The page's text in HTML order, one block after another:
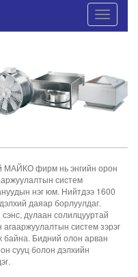
Toggle
МАЙКО фирм нь энгийн орон
систем
нэг юм. Нийтдээ 1600
даяар борлуулдаг.
дулаан солилцууртай
систем зэрэг
байна. Бидний олон арван
сууц болон дэлхийн